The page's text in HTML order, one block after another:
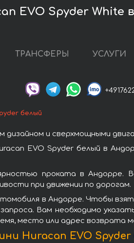
EVO Spyder White
ТРАНСФЕРЫ УСЛУГИ
белый
и сверхмощными
EVO Spyder белый в
проката в Андорре.
при движении по дорогам.
в Андорре. Чтобы
Вам необходимо
место или адрес возврата
Huracan EVO Spyder